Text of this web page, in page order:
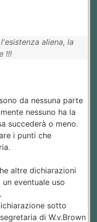
aliena, la
!!!
da nessuna parte
nessuno ha la
succederà o meno.
i punti che
altre dichiarazioni
eventuale uso
sotto
di W.v.Brown